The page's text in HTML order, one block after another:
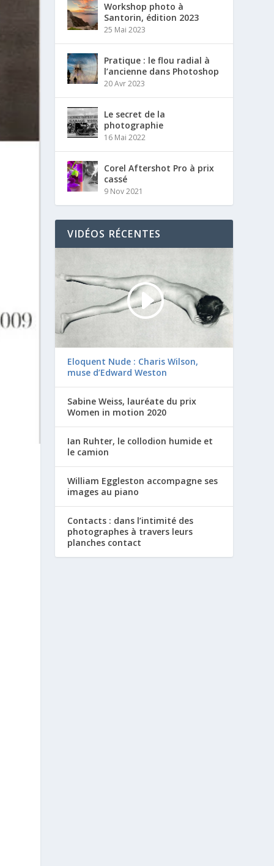
Workshop photo à
Santorin, édition 2023
25 Mai 2023
Pratique : le flou radial à
l’ancienne dans Photoshop
20 Avr 2023
Le secret de la
photographie
16 Mai 2022
Corel Aftershot Pro à prix
cassé
9 Nov 2021
VIDÉOS RÉCENTES
Eloquent Nude : Charis Wilson,
muse d’Edward Weston
Sabine Weiss, lauréate du prix
Women in motion 2020
Ian Ruhter, le collodion humide et
le camion
William Eggleston accompagne ses
images au piano
Contacts : dans l’intimité des
photographes à travers leurs
planches contact